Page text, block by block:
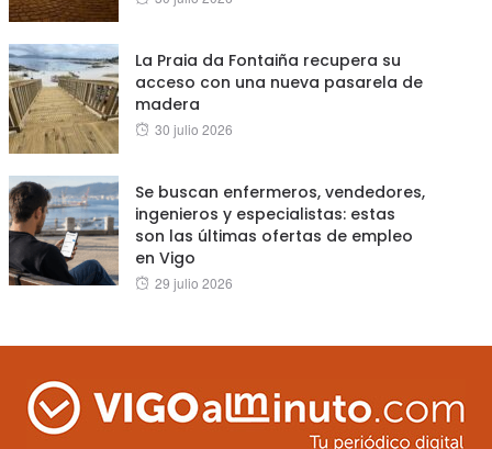
La Praia da Fontaiña recupera su
acceso con una nueva pasarela de
madera
Posted
30 julio 2026
Se buscan enfermeros, vendedores,
ingenieros y especialistas: estas
son las últimas ofertas de empleo
en Vigo
Posted
29 julio 2026